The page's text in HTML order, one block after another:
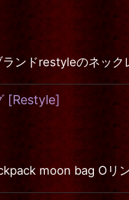
ンドrestyleのネッ
[Restyle]
moon bag Oリ